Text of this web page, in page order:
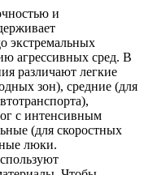
и
экстремальных
агрессивных сред. В
различают легкие
зон), средние (для
с интенсивным
(для скоростных
люки.